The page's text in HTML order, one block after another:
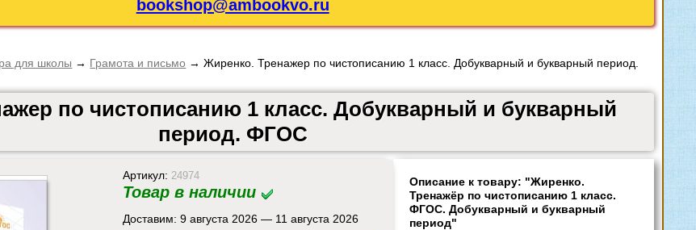
bookshop@ambookvo.ru
для школы → Грамота и письмо → Жиренко. Тренажер по чистописанию 1 класс. Добукварный и букварный период.
по чистописанию 1 класс. Добукварный и букварный
период. ФГОС
Артикул: 24974
Товар в наличии
Доставим: 9 августа 2026 — 11 августа 2026
Описание к товару: "Жиренко.
Тренажёр по чистописанию 1 класс.
ФГОС. Добукварный и букварный
период"